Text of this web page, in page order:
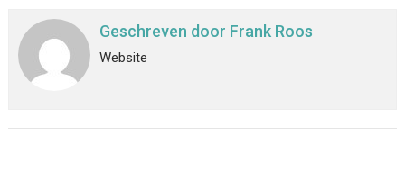
Geschreven door Frank Roos
Website